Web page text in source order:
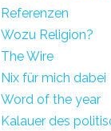
Referenzen
Wozu Religion?
The Wire
Nix für mich dabei
Word of the year
Kalauer des